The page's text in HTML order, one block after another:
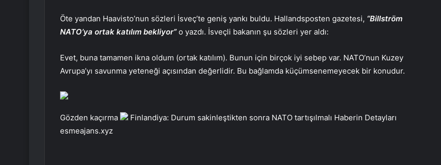
Öte yandan Haavisto’nun sözleri İsveç’te geniş yankı buldu. Hallandsposten gazetesi, “Billström
NATO’ya ortak katılım bekliyor”o yazdı. İsveçli bakanın şu sözleri yer aldı:
Evet, buna tamamen ikna oldum (ortak katılım). Bunun için birçok iyi sebep var. NATO’nun Kuzey
Avrupa’yı savunma yeteneği açısından değerlidir. Bu bağlamda küçümsenemeyecek bir konudur.
Gözden kaçırma Finlandiya: Durum sakinleştikten sonra NATO tartışılmalı Haberin Detayları
esmeajans.xyz